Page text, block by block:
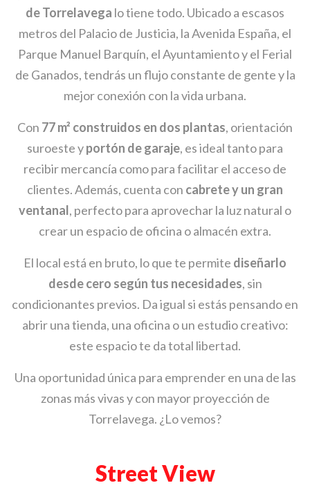
de Torrelavega lo tiene todo. Ubicado a escasos
metros del Palacio de Justicia, la Avenida España, el
Parque Manuel Barquín, el Ayuntamiento y el Ferial
de Ganados, tendrás un flujo constante de gente y la
mejor conexión con la vida urbana.
Con 77 m² construidos en dos plantas, orientación
suroeste yportón de garaje, es ideal tanto para
recibir mercancía como para facilitar el acceso de
clientes. Además, cuenta con cabrete y un gran
ventanal, perfecto para aprovechar la luz natural o
crear un espacio de oficina o almacén extra.
El local está en bruto, lo que te permite diseñarlo
desde cero según tus necesidades, sin
condicionantes previos. Da igual si estás pensando en
abrir una tienda, una oficina o un estudio creativo:
este espacio te da total libertad.
Una oportunidad única para emprender en una de las
zonas más vivas y con mayor proyección de
Torrelavega. ¿Lo vemos?
Street View